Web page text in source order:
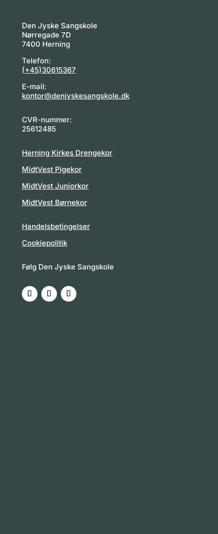
Den Jyske Sangskole
Nørregade 7D
7400 Herning
Telefon:
(+45)30615367
E-mail:
kontor@denjyskesangskole.dk
CVR-nummer:
25612485
Herning Kirkes Drengekor
MidtVest Pigekor
MidtVest Juniorkor
MidtVest Børnekor
Handelsbetingelser
Cookiepolitik
Følg Den Jyske Sangskole